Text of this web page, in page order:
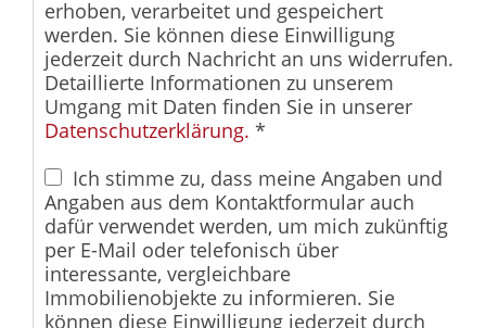
erhoben, verarbeitet und gespeichert
werden. Sie können diese Einwilligung
jederzeit durch Nachricht an uns widerrufen.
Detaillierte Informationen zu unserem
Umgang mit Daten finden Sie in unserer
Datenschutzerklärung. *
Ich stimme zu, dass meine Angaben und
Angaben aus dem Kontaktformular auch
dafür verwendet werden, um mich zukünftig
per E-Mail oder telefonisch über
interessante, vergleichbare
Immobilienobjekte zu informieren. Sie
können diese Einwilligung jederzeit durch